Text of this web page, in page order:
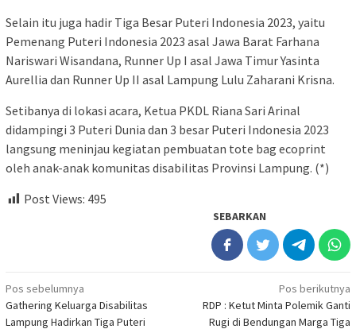
Selain itu juga hadir Tiga Besar Puteri Indonesia 2023, yaitu
Pemenang Puteri Indonesia 2023 asal Jawa Barat Farhana
Nariswari Wisandana, Runner Up I asal Jawa Timur Yasinta
Aurellia dan Runner Up II asal Lampung Lulu Zaharani Krisna.
Setibanya di lokasi acara, Ketua PKDL Riana Sari Arinal
didampingi 3 Puteri Dunia dan 3 besar Puteri Indonesia 2023
langsung meninjau kegiatan pembuatan tote bag ecoprint
oleh anak-anak komunitas disabilitas Provinsi Lampung. (*)
Post Views: 495
SEBARKAN
Navigasi
pos
Pos sebelumnya
Gathering Keluarga Disabilitas
Lampung Hadirkan Tiga Puteri
Pos berikutnya
RDP : Ketut Minta Polemik Ganti
Rugi di Bendungan Marga Tiga